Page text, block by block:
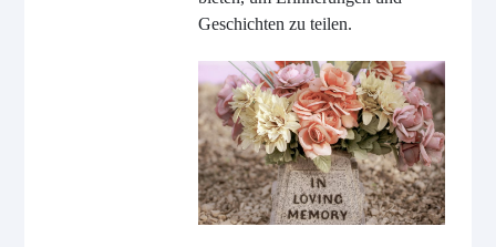
Geschichten zu teilen.